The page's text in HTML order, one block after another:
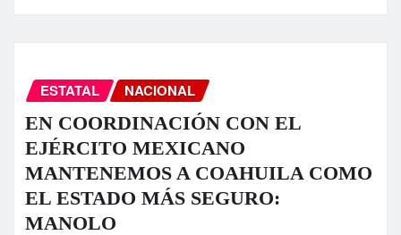
ESTATAL NACIONAL
EN COORDINACIÓN CON EL
EJÉRCITO MEXICANO
MANTENEMOS A COAHUILA COMO
EL ESTADO MÁS SEGURO:
MANOLO